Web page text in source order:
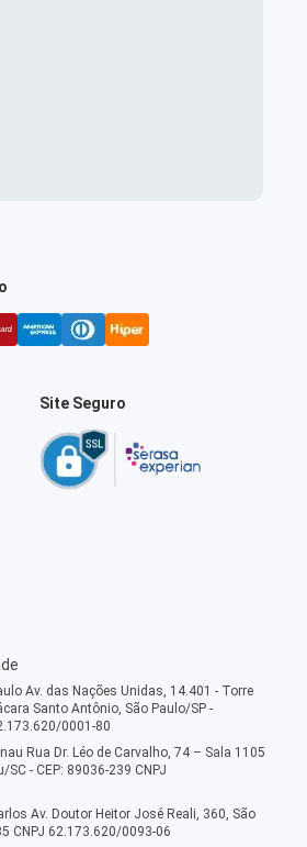
Site Seguro
Av. das Nações Unidas, 14.401 - Torre
Santo Antônio, São Paulo/SP -
0001-80
Rua Dr. Léo de Carvalho, 74 – Sala 1105
- CEP: 89036-239 CNPJ
Av. Doutor Heitor José Reali, 360, São
CNPJ 62.173.620/0093-06